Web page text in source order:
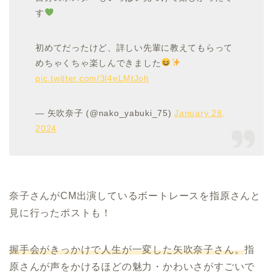
す
初めてだったけど、詳しい先輩に教えてもらって
めちゃくちゃ楽しんできました
pic.twitter.com/3l4eLMtJoh
— 矢吹奈子 (@nako_yabuki_75)January 28,
2024
奈子さんがCM出演しているボートレースを指原さんと
見に行ったポストも！
握手会がきっかけで人生が一変した矢吹奈子さん。指
原さんが声をかけるほどの魅力・かわいさがすごいで